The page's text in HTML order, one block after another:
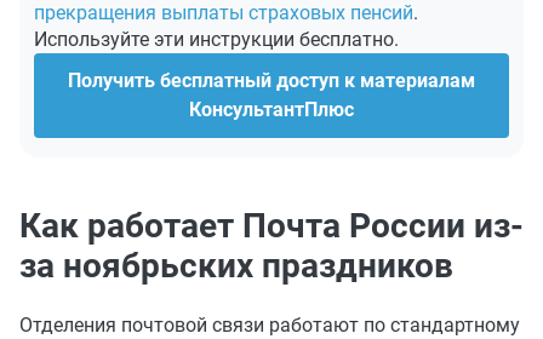
прекращения выплаты страховых пенсий.
Используйте эти инструкции бесплатно.
Получить бесплатный доступ к материалам
КонсультантПлюс
Как работает Почта России из-
за ноябрьских праздников
Отделения почтовой связи работают по стандартному